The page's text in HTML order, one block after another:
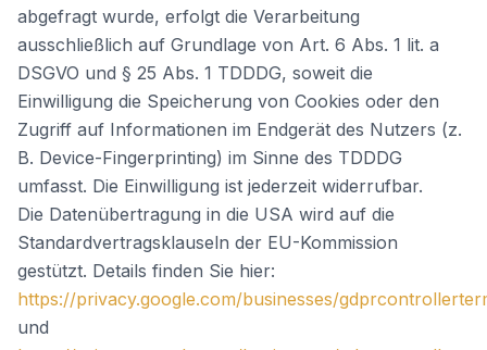
abgefragt wurde, erfolgt die Verarbeitung
ausschließlich auf Grundlage von Art. 6 Abs. 1 lit. a
DSGVO und § 25 Abs. 1 TDDDG, soweit die
Einwilligung die Speicherung von Cookies oder den
Zugriff auf Informationen im Endgerät des Nutzers (z.
B. Device-Fingerprinting) im Sinne des TDDDG
umfasst. Die Einwilligung ist jederzeit widerrufbar.
Die Datenübertragung in die USA wird auf die
Standardvertragsklauseln der EU-Kommission
gestützt. Details finden Sie hier:
https://privacy.google.com/businesses/
und